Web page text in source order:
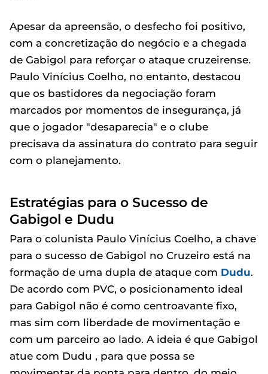
Apesar da apreensão, o desfecho foi positivo,
com a concretização do negócio e a chegada
de Gabigol para reforçar o ataque cruzeirense.
Paulo Vinícius Coelho, no entanto, destacou
que os bastidores da negociação foram
marcados por momentos de insegurança, já
que o jogador "desaparecia" e o clube
precisava da assinatura do contrato para seguir
com o planejamento.
Estratégias para o Sucesso de
Gabigol e Dudu
Para o colunista Paulo Vinícius Coelho, a chave
para o sucesso de Gabigol no Cruzeiro está na
formação de uma dupla de ataque com Dudu.
De acordo com PVC, o posicionamento ideal
para Gabigol não é como centroavante fixo,
mas sim com liberdade de movimentação e
com um parceiro ao lado. A ideia é que Gabigol
atue com Dudu , para que possa se